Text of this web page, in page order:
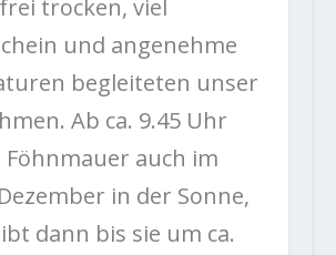
trocken, viel
und angenehme
begleiteten unser
Ab ca. 9.45 Uhr
auch im
in der Sonne,
dann bis sie um ca.